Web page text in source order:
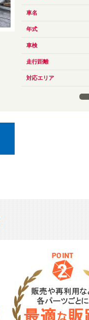
車名
年式
車検
走行距離
対応エリア